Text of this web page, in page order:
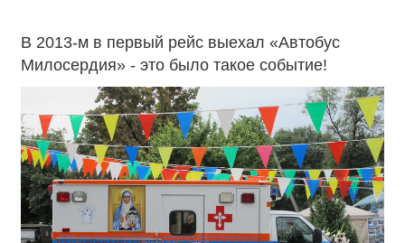
В 2013-м в первый рейс выехал «Автобус
Милосердия» - это было такое событие!